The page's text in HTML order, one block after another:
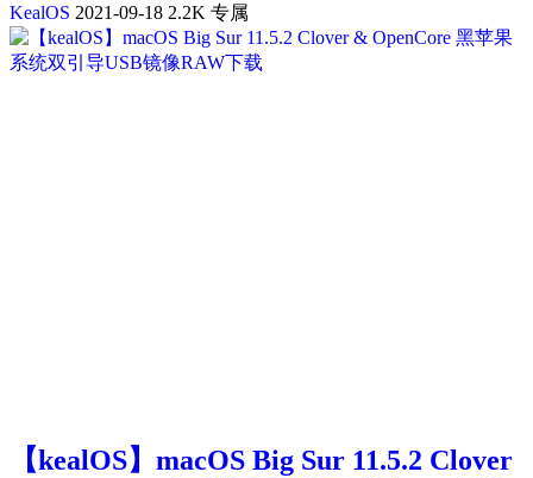
KealOS 2021-09-18 2.2K 专属
【kealOS】macOS Big Sur 11.5.2 Clover